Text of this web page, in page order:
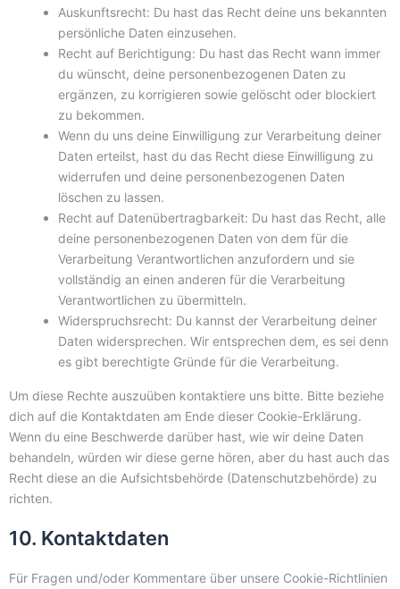
Auskunftsrecht: Du hast das Recht deine uns bekannten
persönliche Daten einzusehen.
Recht auf Berichtigung: Du hast das Recht wann immer
du wünscht, deine personenbezogenen Daten zu
ergänzen, zu korrigieren sowie gelöscht oder blockiert
zu bekommen.
Wenn du uns deine Einwilligung zur Verarbeitung deiner
Daten erteilst, hast du das Recht diese Einwilligung zu
widerrufen und deine personenbezogenen Daten
löschen zu lassen.
Recht auf Datenübertragbarkeit: Du hast das Recht, alle
deine personenbezogenen Daten von dem für die
Verarbeitung Verantwortlichen anzufordern und sie
vollständig an einen anderen für die Verarbeitung
Verantwortlichen zu übermitteln.
Widerspruchsrecht: Du kannst der Verarbeitung deiner
Daten widersprechen. Wir entsprechen dem, es sei denn
es gibt berechtigte Gründe für die Verarbeitung.
Um diese Rechte auszuüben kontaktiere uns bitte. Bitte beziehe
dich auf die Kontaktdaten am Ende dieser Cookie-Erklärung.
Wenn du eine Beschwerde darüber hast, wie wir deine Daten
behandeln, würden wir diese gerne hören, aber du hast auch das
Recht diese an die Aufsichtsbehörde (Datenschutzbehörde) zu
richten.
10. Kontaktdaten
Für Fragen und/oder Kommentare über unsere Cookie-Richtlinien